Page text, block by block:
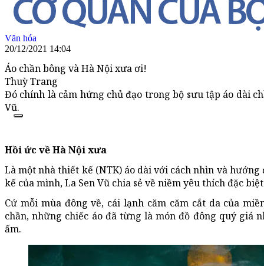
Văn hóa
20/12/2021 14:04
Áo chần bông và Hà Nội xưa ơi!
Thuỳ Trang
Đó chính là cảm hứng chủ đạo trong bộ sưu tập áo dài
Vũ.
Hồi ức về Hà Nội xưa
Là một nhà thiết kế (NTK) áo dài với cách nhìn và
kế của mình, La Sen Vũ chia sẻ về niềm yêu thích đặc
Cứ mỗi mùa đông về, cái lạnh căm căm cắt da của
chần, những chiếc áo đã từng là món đồ đông quý giá
ấm.